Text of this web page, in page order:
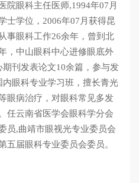
院眼科主任医师,1994年07月
士学位，2006年07月获得昆
事眼科工作26余年，曾到北
，中山眼科中心进修眼底外
刊发表论文10余篇，参与发
眼科专业学习班，擅长青光
眼病治疗，对眼科常见多发
任云南省医学会眼科学分会
员,曲靖市眼视光专业委员会
五届眼科专业委员会委员。